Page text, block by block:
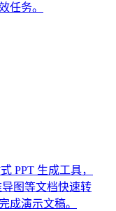
任务。
PPT 生成工具，
图等文档快速转
成演示文稿。